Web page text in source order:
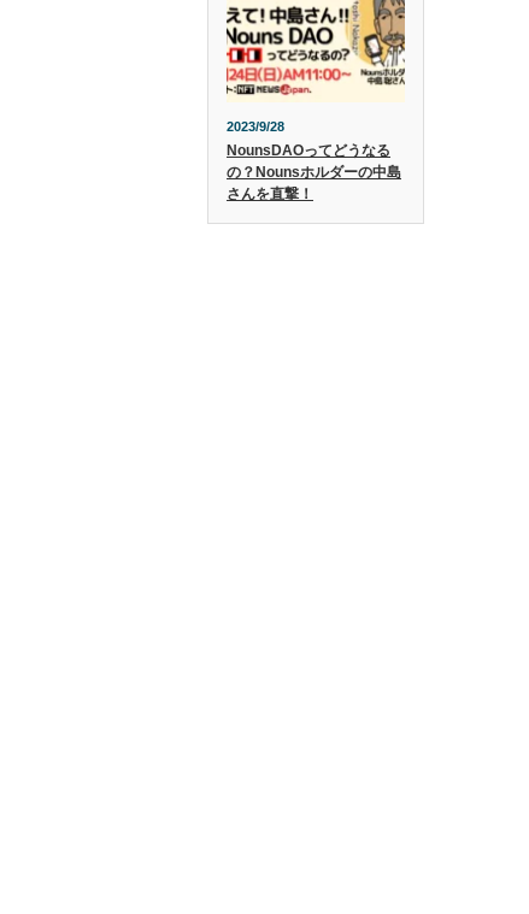
2023/9/28
NounsDAOってどうなる
の？Nounsホルダーの中島
さんを直撃！